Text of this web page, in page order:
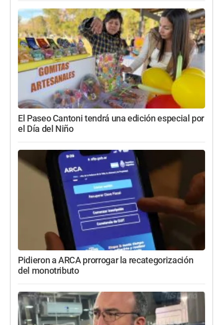
El Paseo Cantoni tendrá una edición especial por
el Día del Niño
Pidieron a ARCA prorrogar la recategorización
del monotributo